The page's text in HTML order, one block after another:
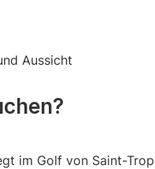
im Golf von Saint-